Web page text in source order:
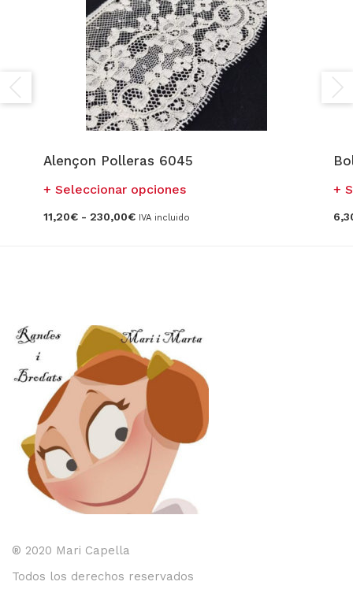
Alençon Polleras 6045
Seleccionar opcionesEste
tiene
elegir
en
la
página
producto
11,20€ - 230,00€Rango
IVA incluido
® 2020 Mari Capella
Todos los derechos reservados